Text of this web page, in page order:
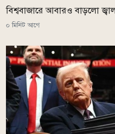
বিশ্ববাজারে আবারও বাড়লো
০ মিনিট আগে